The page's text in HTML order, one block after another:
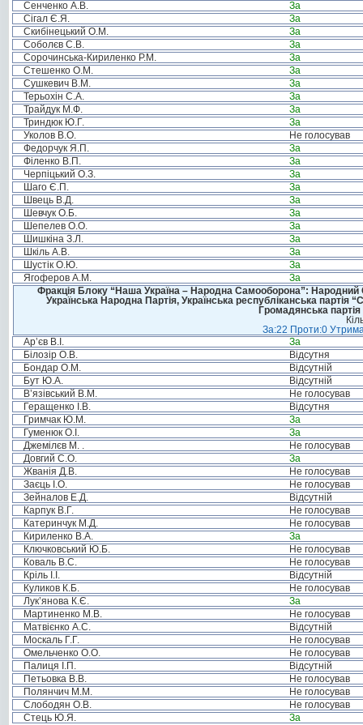
Сенченко А.В.
За
Сігал Є.Я.
За
Скибінецький О.М.
За
Соболєв С.В.
За
Сорочинська-Кириленко Р.М.
За
Стешенко О.М.
За
Сушкевич В.М.
За
Терьохін С.А.
За
Трайдук М.Ф.
За
Триндюк Ю.Г.
За
Уколов В.О.
Не голосував
Федорчук Я.П.
За
Філенко В.П.
За
Черпіцький О.З.
За
Шаго Є.П.
За
Швець В.Д.
За
Шевчук О.Б.
За
Шепелев О.О.
За
Шишкіна З.Л.
За
Шкіль А.В.
За
Шустік О.Ю.
За
Ягоферов А.М.
За
Фракція Блоку “Наша Україна – Народна Самооборона”: Народний
Українська Народна Партія, Українська республіканська
Громадянська
За:22 Проти:0
Ар’єв В.І.
За
Білозір О.В.
Відсутня
Бондар О.М.
Відсутній
Бут Ю.А.
Відсутній
В’язівський В.М.
Не голосував
Геращенко І.В.
Відсутня
Гримчак Ю.М.
За
Гуменюк О.І.
За
Джемілєв М. .
Не голосував
Довгий С.О.
За
Жванія Д.В.
Не голосував
Заєць І.О.
Не голосував
Зейналов Е.Д.
Відсутній
Карпук В.Г.
Не голосував
Катеринчук М.Д.
Не голосував
Кириленко В.А.
За
Ключковський Ю.Б.
Не голосував
Коваль В.С.
Не голосував
Кріль І.І.
Відсутній
Куликов К.Б.
Не голосував
Лук’янова К.Є.
За
Мартиненко М.В.
Не голосував
Матвієнко А.С.
Відсутній
Москаль Г.Г.
Не голосував
Омельченко О.О.
Не голосував
Палиця І.П.
Відсутній
Петьовка В.В.
Не голосував
Полянчич М.М.
Не голосував
Слободян О.В.
Не голосував
Стець Ю.Я.
За